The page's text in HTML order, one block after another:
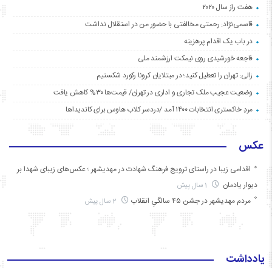
هفت راز سال ۲۰۲۰
قاسمی‌نژاد: رحمتی مخالفتی با حضور من در استقلال نداشت
در باب یک اقدام پرهزینه
فاجعه خورشیدی روی نیمکت ارزشمند ملی
زالی: تهران را تعطیل کنید؛ در مبتلایان کرونا رکورد شکستیم
وضعیت عجیب ملک تجاری و اداری در تهران/ قیمت‌ها ۳۰% کاهش یافت
مردِ خاکستری انتخابات ۱۴۰۰ آمد /دردسر کلاب هاوس برای کاندیداها
عکس
اقدامی زیبا در راستای ترویج فرهنگ شهادت در مهدیشهر ؛ عکس‌های زیبای شهدا بر
دیوار یادمان
مردم مهدیشهر در جشن ۴۵ سالگیِ انقلاب
یادداشت